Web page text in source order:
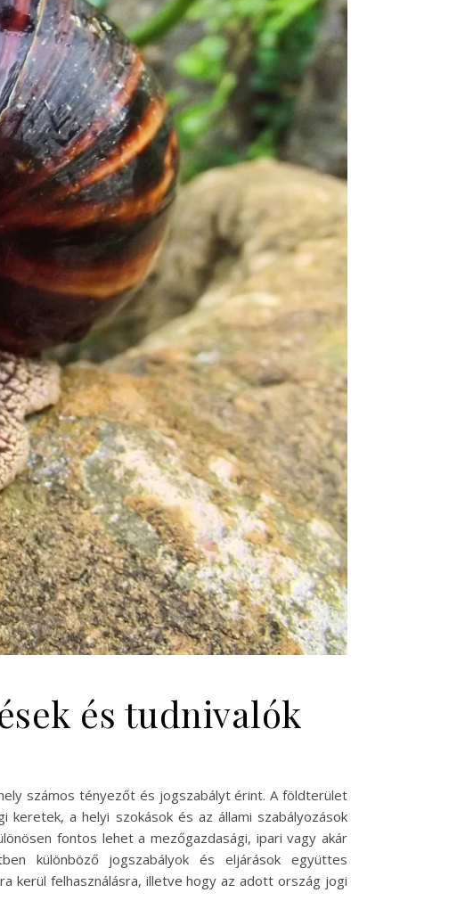
és tudnivalók
számos tényezőt és jogszabályt érint. A földterület
keretek, a helyi szokások és az állami szabályozások
fontos lehet a mezőgazdasági, ipari vagy akár
különböző jogszabályok és eljárások együttes
kerül felhasználásra, illetve hogy az adott ország jogi